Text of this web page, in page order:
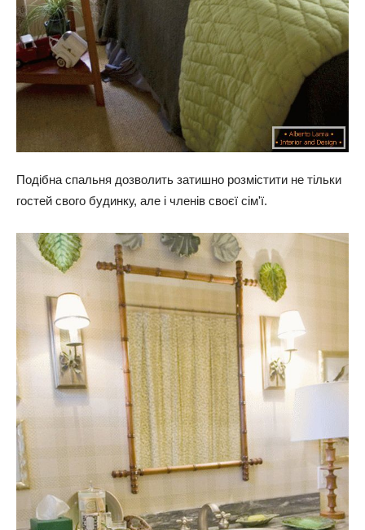
Подібна спальня дозволить затишно розмістити не тільки
гостей свого будинку, але і членів своєї сім'ї.